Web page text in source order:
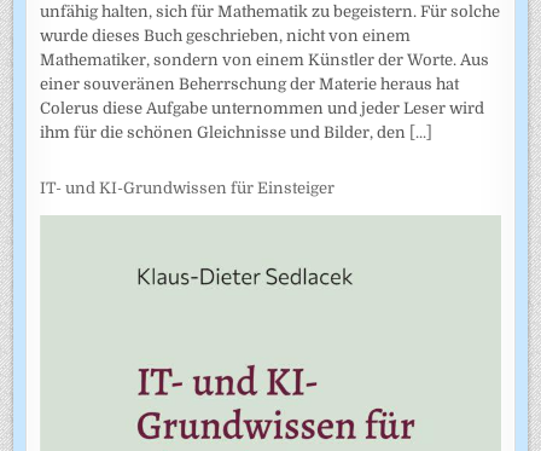
unfähig halten, sich für Mathematik zu begeistern. Für solche
wurde dieses Buch geschrieben, nicht von einem
Mathematiker, sondern von einem Künstler der Worte. Aus
einer souveränen Beherrschung der Materie heraus hat
Colerus diese Aufgabe unternommen und jeder Leser wird
ihm für die schönen Gleichnisse und Bilder, den [...]
IT- und KI-Grundwissen für Einsteiger